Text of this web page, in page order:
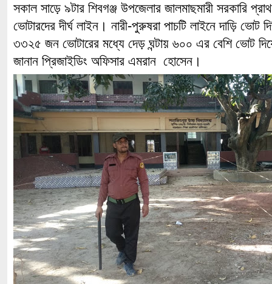
সকাল সাড়ে ৯টার শিবগঞ্জ উপজেলার জালমাছমারী সরকারি
ভোটারদের দীর্ঘ লাইন। নারী-পুরুষরা পাচটি লাইনে দাড়ি ভোট
৩৩২৫ জন ভোটারের মধ্যে দেড় ঘন্টায় ৬০০ এর বেশি ভোট
জানান প্রিজাইডিং অফিসার এমরান হোসেন।